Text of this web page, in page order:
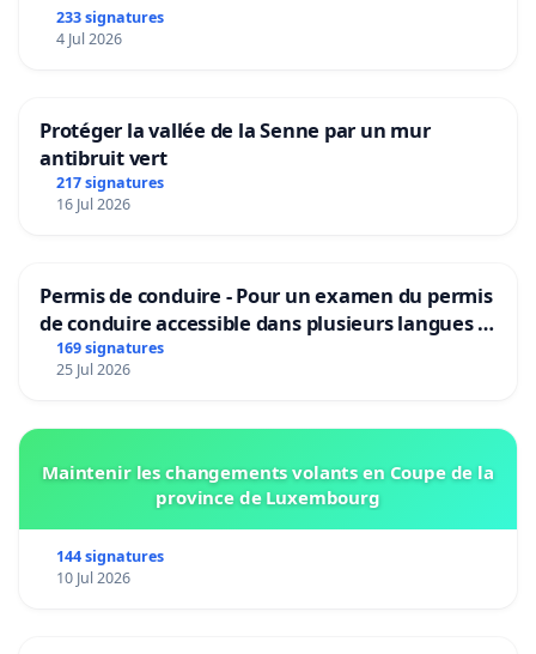
233 signatures
4 Jul 2026
Protéger la vallée de la Senne par un mur
antibruit vert
217 signatures
16 Jul 2026
Permis de conduire - Pour un examen du permis
de conduire accessible dans plusieurs langues à
Bruxelles
169 signatures
25 Jul 2026
Maintenir les changements volants en Coupe de la
province de Luxembourg
144 signatures
10 Jul 2026